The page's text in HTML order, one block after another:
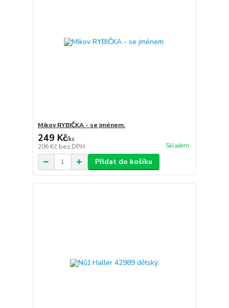
Mikov RYBIČKA - se jménem.
249 Kč/ks
206 Kč bez DPH Skladem
Přidat do košíku